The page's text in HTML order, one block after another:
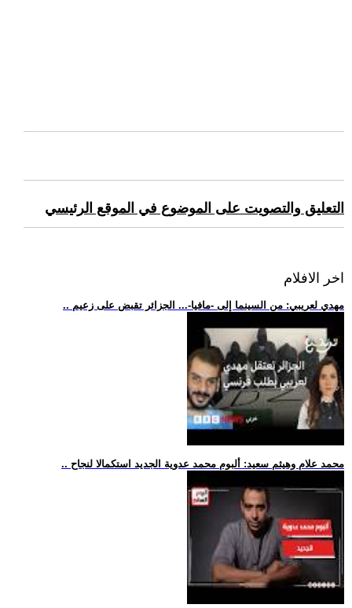
التعليق والتصويت على الموضوع في الموقع الرئيسي
اخر الافلام
.. مهدي لعريبي: من السينما إلى -مافيا-... الجزائر تقبض على زعيم
.. محمد علام وهيثم سعيد: ألبوم محمد عدوية الجديد استكمالا لنجاح